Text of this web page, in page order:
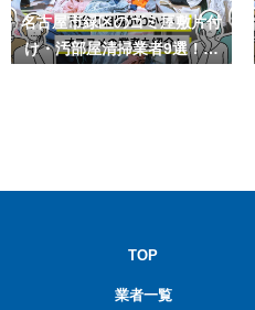
名古屋市緑区のゴミ屋敷片付
け・汚部屋清掃業者9選！安
TOP
業者一覧